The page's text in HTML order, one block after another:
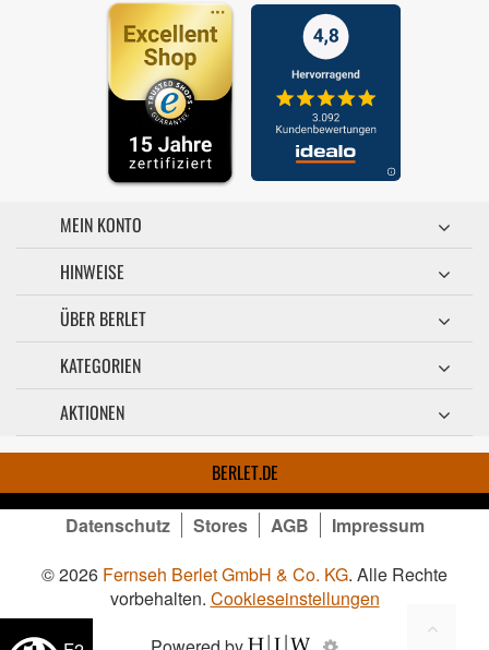
MEIN KONTO
HINWEISE
ÜBER BERLET
KATEGORIEN
AKTIONEN
BERLET.DE
Datenschutz Stores AGB
Impressum
© 2026 Fernseh Berlet GmbH & Co. KG. Alle Rechte
vorbehalten. Cookieseinstellungen